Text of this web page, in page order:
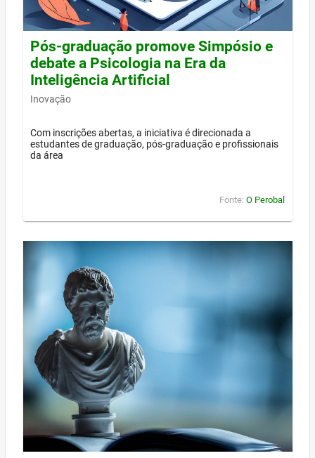
Pós-graduação promove Simpósio e
debate a Psicologia na Era da
Inteligência Artificial
Inovação
Com inscrições abertas, a iniciativa é direcionada a
estudantes de graduação, pós-graduação e profissionais
da área
Fonte: O Perobal